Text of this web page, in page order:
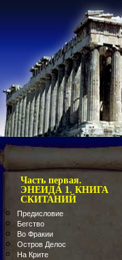
Часть первая.
ЭНЕИДА 1. КНИГА
СКИТАНИЙ
Предисловие
Бегство
Во Фракии
Остров Делос
На Крите